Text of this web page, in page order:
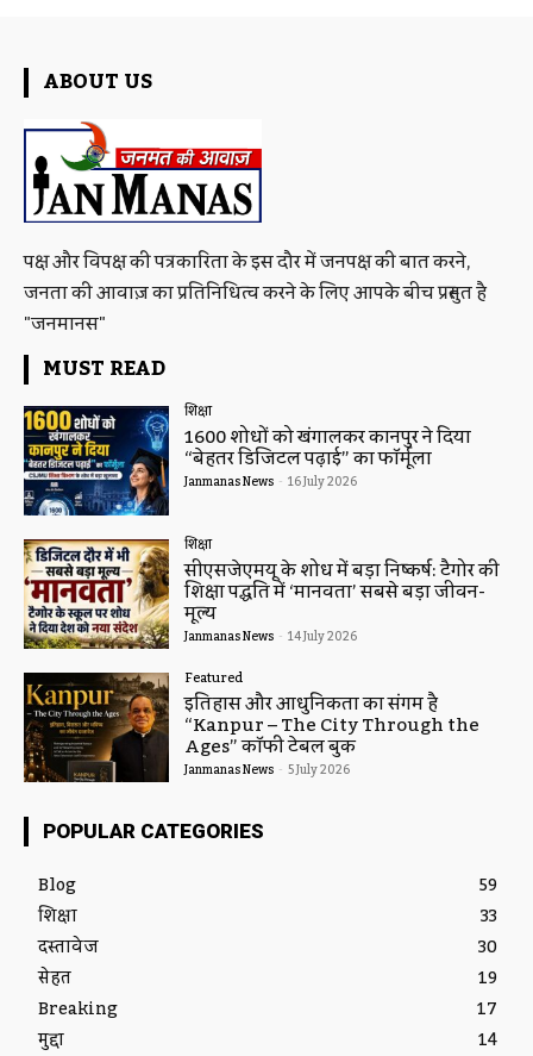
ABOUT US
पक्ष और विपक्ष की पत्रकारिता के इस दौर में जनपक्ष की बात करने,
जनता की आवाज़ का प्रतिनिधित्व करने के लिए आपके बीच प्रस्तुत है
"जनमानस"
MUST READ
शिक्षा
1600 शोधों को खंगालकर कानपुर ने दिया
“बेहतर डिजिटल पढ़ाई” का फॉर्मूला
Janmanas News - 16 July 2026
शिक्षा
सीएसजेएमयू के शोध में बड़ा निष्कर्ष: टैगोर की
शिक्षा पद्धति में ‘मानवता’ सबसे बड़ा जीवन-
मूल्य
Janmanas News - 14 July 2026
Featured
इतिहास और आधुनिकता का संगम है
“Kanpur – The City Through the
Ages” कॉफी टेबल बुक
Janmanas News - 5 July 2026
POPULAR CATEGORIES
Blog
59
शिक्षा
33
दस्तावेज
30
सेहत
19
Breaking
17
मुद्दा
14